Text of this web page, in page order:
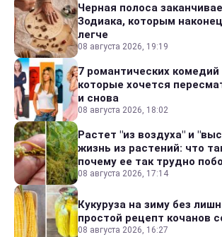
Черная полоса
Зодиака, которым
легче
08 августа 2026, 19:19
7 романтических комедий
которые хочется
и снова
08 августа 2026, 18:02
Растет "из воздуха" и
жизнь из растений: что
почему ее так трудно
08 августа 2026, 17:14
Кукуруза на зиму без
простой рецепт кочанов
08 августа 2026, 16:27